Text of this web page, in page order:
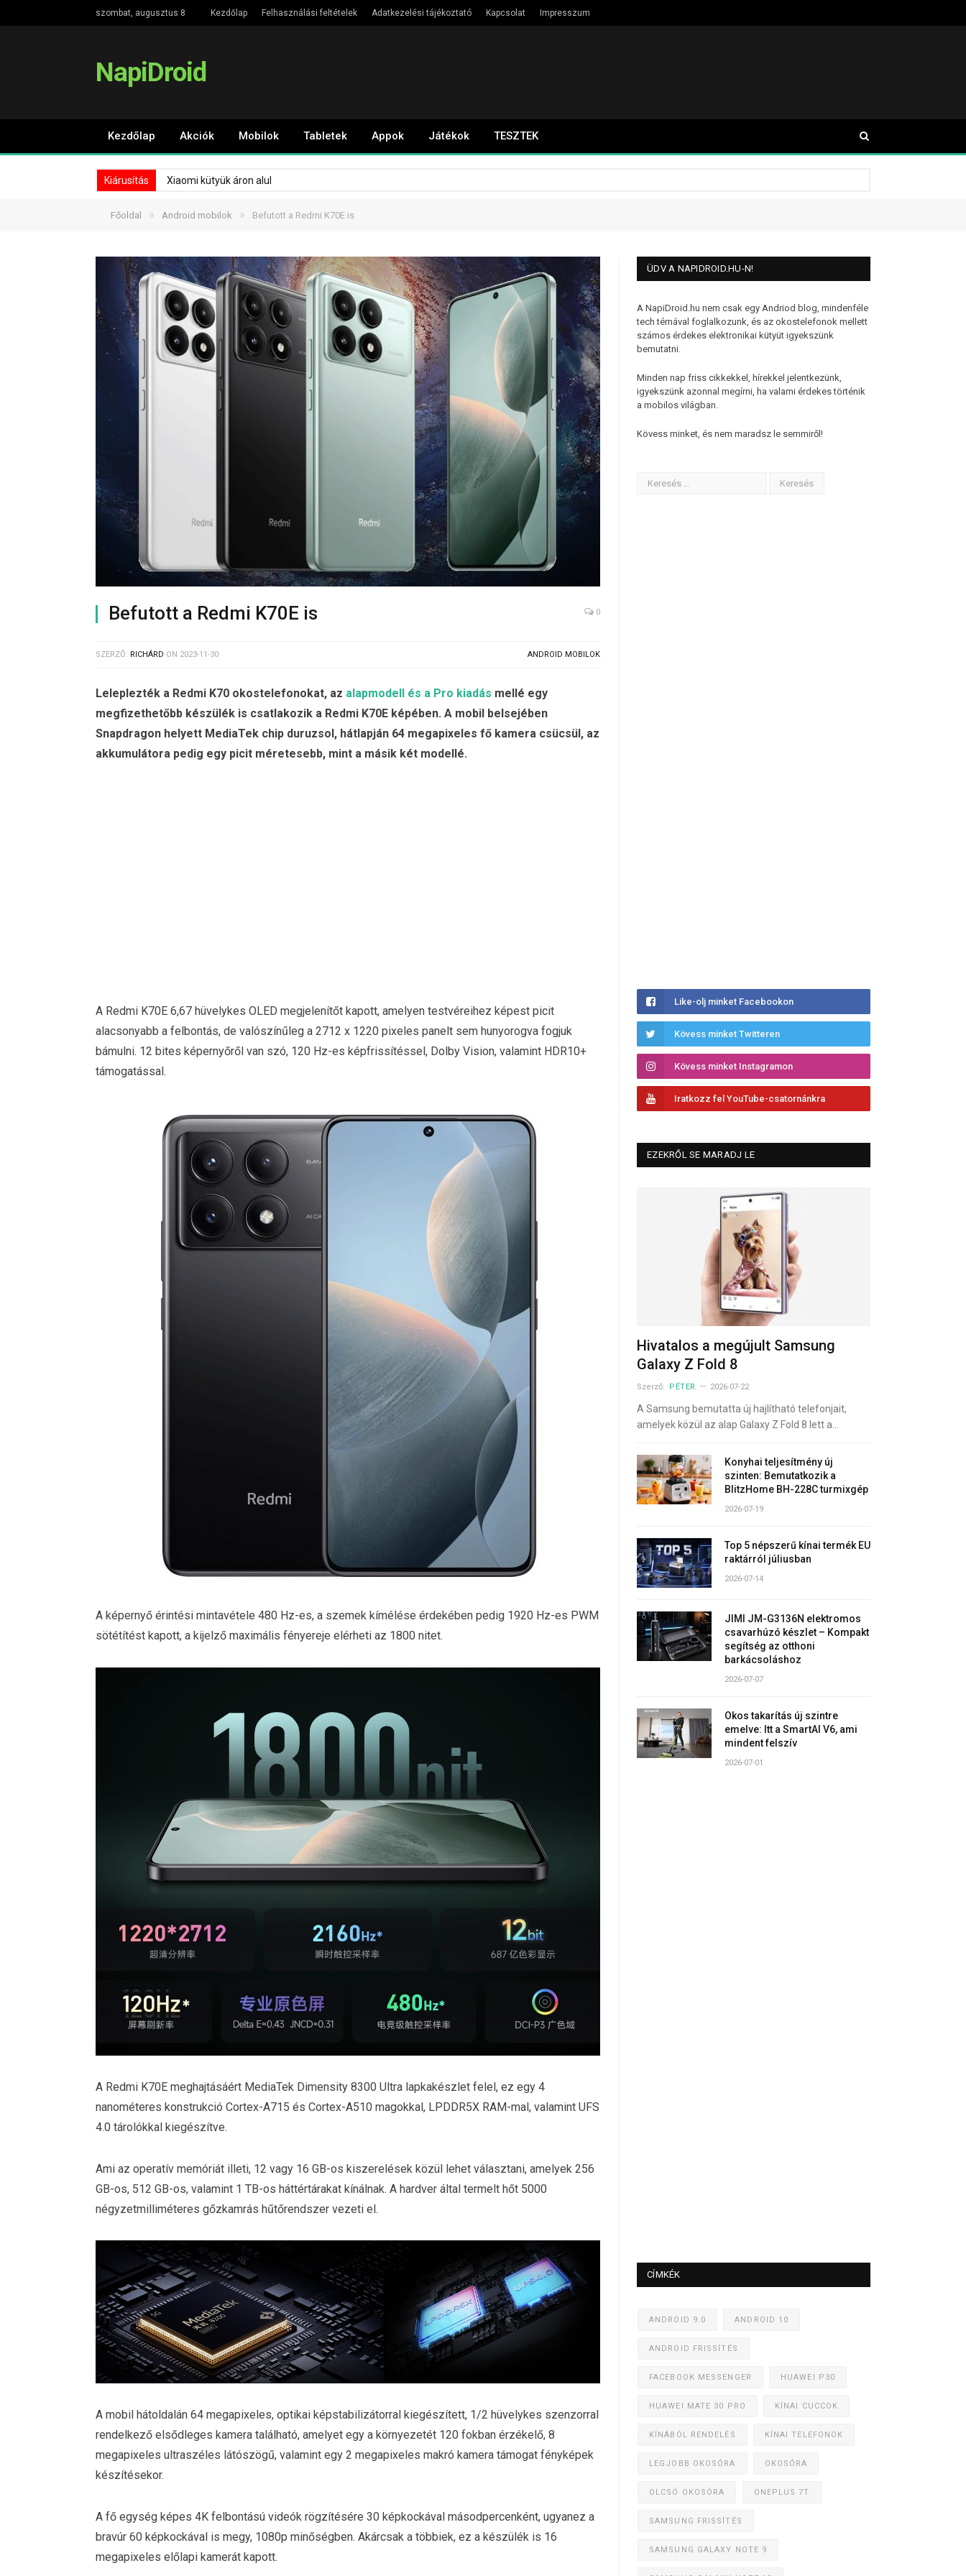
szombat, augusztus 8 Kezdőlap Felhasználási feltételek Adatkezelési tájékoztató Kapcsolat Impresszum
NapiDroid
Kezdőlap Akciók Mobilok Tabletek Appok Játékok TESZTEK
Kiárusítás Xiaomi kütyük áron alul
Főoldal » Android mobilok » Befutott a Redmi K70E is
Befutott a Redmi K70E is 0
SZERZŐ: RICHÁRD ON 2023-11-30 ANDROID MOBILOK
Leleplezték a Redmi K70 okostelefonokat, az alapmodell és a Pro kiadás mellé egy
megfizethetőbb készülék is csatlakozik a Redmi K70E képében. A mobil belsejében
Snapdragon helyett MediaTek chip duruzsol, hátlapján 64 megapixeles fő kamera csücsül, az
akkumulátora pedig egy picit méretesebb, mint a másik két modellé.
A Redmi K70E 6,67 hüvelykes OLED megjelenítőt kapott, amelyen testvéreihez képest picit
alacsonyabb a felbontás, de valószínűleg a 2712 x 1220 pixeles panelt sem hunyorogva fogjuk
bámulni. 12 bites képernyőről van szó, 120 Hz-es képfrissítéssel, Dolby Vision, valamint HDR10+
támogatással.
A képernyő érintési mintavétele 480 Hz-es, a szemek kímélése érdekében pedig 1920 Hz-es PWM
sötétítést kapott, a kijelző maximális fényereje elérheti az 1800 nitet.
A Redmi K70E meghajtásáért MediaTek Dimensity 8300 Ultra lapkakészlet felel, ez egy 4
nanométeres konstrukció Cortex-A715 és Cortex-A510 magokkal, LPDDR5X RAM-mal, valamint UFS
4.0 tárolókkal kiegészítve.
Ami az operatív memóriát illeti, 12 vagy 16 GB-os kiszerelések közül lehet választani, amelyek 256
GB-os, 512 GB-os, valamint 1 TB-os háttértárakat kínálnak. A hardver által termelt hőt 5000
négyzetmilliméteres gőzkamrás hűtőrendszer vezeti el.
A mobil hátoldalán 64 megapixeles, optikai képstabilizátorral kiegészített, 1/2 hüvelykes szenzorral
rendelkező elsődleges kamera található, amelyet egy a környezetét 120 fokban érzékelő, 8
megapixeles ultraszéles látószögű, valamint egy 2 megapixeles makró kamera támogat fényképek
készítésekor.
A fő egység képes 4K felbontású videók rögzítésére 30 képkockával másodpercenként, ugyanez a
bravúr 60 képkockával is megy, 1080p minőségben. Akárcsak a többiek, ez a készülék is 16
megapixeles előlapi kamerát kapott.
ÜDV A NAPIDROID.HU-N!
A NapiDroid.hu nem csak egy Andriod blog, mindenféle
tech témával foglalkozunk, és az okostelefonok mellett
számos érdekes elektronikai kütyüt igyekszünk
bemutatni.
Minden nap friss cikkekkel, hírekkel jelentkezünk,
igyekszünk azonnal megírni, ha valami érdekes történik
a mobilos világban.
Kövess minket, és nem maradsz le semmiről!
Like-olj minket Facebookon
Kövess minket Twitteren
Kövess minket Instagramon
Iratkozz fel YouTube-csatornánkra
EZEKRŐL SE MARADJ LE
Hivatalos a megújult Samsung
Galaxy Z Fold 8
Szerző: PÉTER 2026-07-22
A Samsung bemutatta új hajlítható telefonjait,
amelyek közül az alap Galaxy Z Fold 8 lett a…
Konyhai teljesítmény új
szinten: Bemutatkozik a
BlitzHome BH-228C turmixgép
2026-07-19
Top 5 népszerű kínai termék EU
raktárról júliusban
2026-07-14
JIMI JM-G3136N elektromos
csavarhúzó készlet – Kompakt
segítség az otthoni
barkácsoláshoz
2026-07-07
Okos takarítás új szintre
emelve: Itt a SmartAI V6, ami
mindent felszív
2026-07-01
CÍMKÉK
ANDROID 9.0 ANDROID 10
ANDROID FRISSÍTÉS
FACEBOOK MESSENGER HUAWEI P30
HUAWEI MATE 30 PRO KÍNAI CUCCOK
KÍNÁBÓL RENDELÉS KÍNAI TELEFONOK
LEGJOBB OKOSÓRA OKOSÓRA
OLCSÓ OKOSÓRA ONEPLUS 7T
SAMSUNG FRISSÍTÉS
SAMSUNG GALAXY NOTE 9